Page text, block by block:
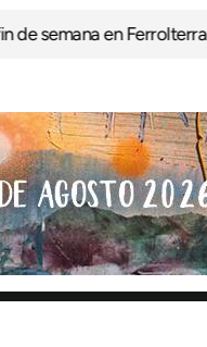
FerrolterraCésar Pita,